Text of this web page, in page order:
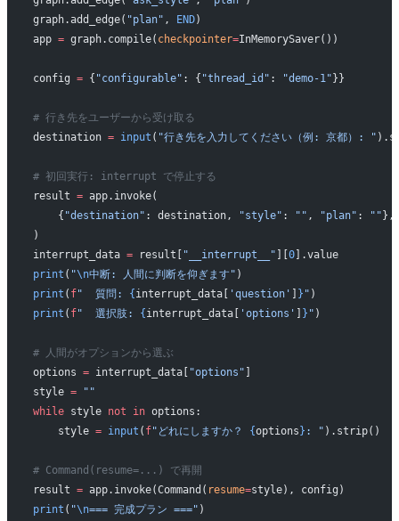
graph.add_edge( "plan" , END)
app = graph.compile( checkpointer=InMemorySaver())
config = { "configurable" : { "thread_id" : "demo-1"}}
# 行き先をユーザーから受け取る
destination = input ( "行き先を入力してください（例: 京都）: "
# 初回実行: interrupt で停止する
result = app.invoke(
    {
"destination" : destination, "style" : "" , "plan" : ""},
)
interrupt_data = result[ "__interrupt__" ][0].value
print ( "\n中断: 人間に判断を仰ぎます" )
print ( f"  質問: {interrupt_data[ 'question' ] } " )
print ( f"  選択肢: {interrupt_data[ 'options' ] } " )
# 人間がオプションから選ぶ
options = interrupt_data[ "options" ]
style = ""
while style not in options:
    style
= input ( f"どれにしますか？ {options} : " ).strip()
# Command(resume=...) で再開
result = app.invoke(Command( resume=style), config)
print ( "\n=== 完成プラン ===" )